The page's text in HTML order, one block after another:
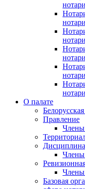
О палате
Правление
Члены
Члены
Члены
Базовая